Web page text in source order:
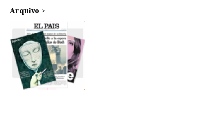
Arquivo